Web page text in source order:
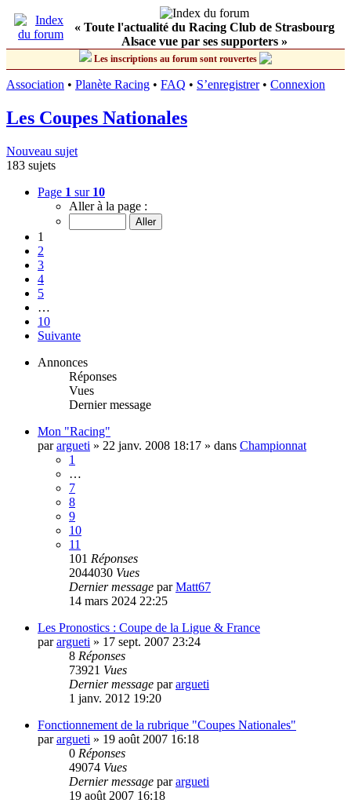
« Toute l'actualité du Racing Club de Strasbourg
Alsace vue par ses supporters »
Les inscriptions au forum sont rouvertes
Association • Planète Racing • FAQ • S’enregistrer• Connexion
Les Coupes Nationales
Nouveau sujet
183 sujets
Page 1 sur 10
Aller à la page :
1
2
3
4
5
…
10
Suivante
Annonces
Réponses
Vues
Dernier message
Mon "Racing"
parargueti » 22 janv. 2008 18:17 » dans Championnat
1
…
7
8
9
10
11
101 Réponses
2044030 Vues
Dernier message parMatt67
14 mars 2024 22:25
Les Pronostics : Coupe de la Ligue & France
parargueti » 17 sept. 2007 23:24
8 Réponses
73921 Vues
Dernier message parargueti
1 janv. 2012 19:20
Fonctionnement de la rubrique "Coupes Nationales"
parargueti » 19 août 2007 16:18
0 Réponses
49074 Vues
Dernier message parargueti
19 août 2007 16:18